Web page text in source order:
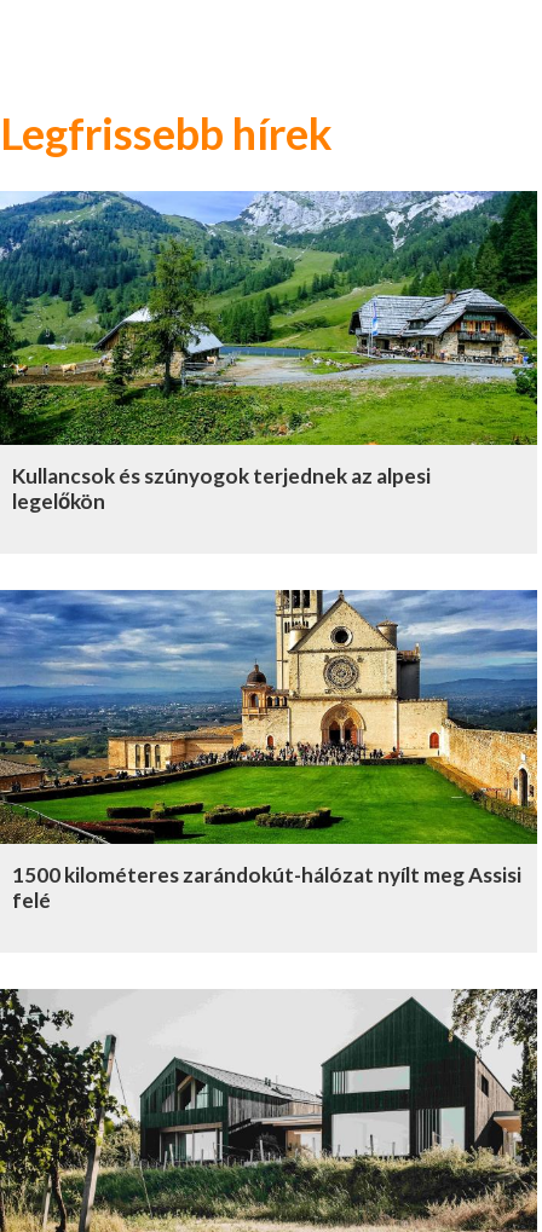
Legfrissebb hírek
Kullancsok és szúnyogok terjednek az alpesi
legelőkön
1500 kilométeres zarándokút-hálózat nyílt meg Assisi
felé